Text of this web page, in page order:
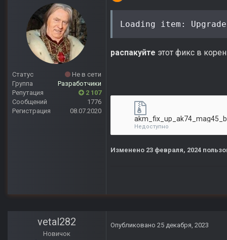
Статус
Не в сети
Группа
Разработчики
Репутация
2 107
Сообщений
1776
Регистрация
08.07.2020
Loading item:
распакуйте этот фикс в
Недоступно
Изменено 23 февраля, 2024
vetal282
Новичок
Опубликовано 25 декабря, 2023